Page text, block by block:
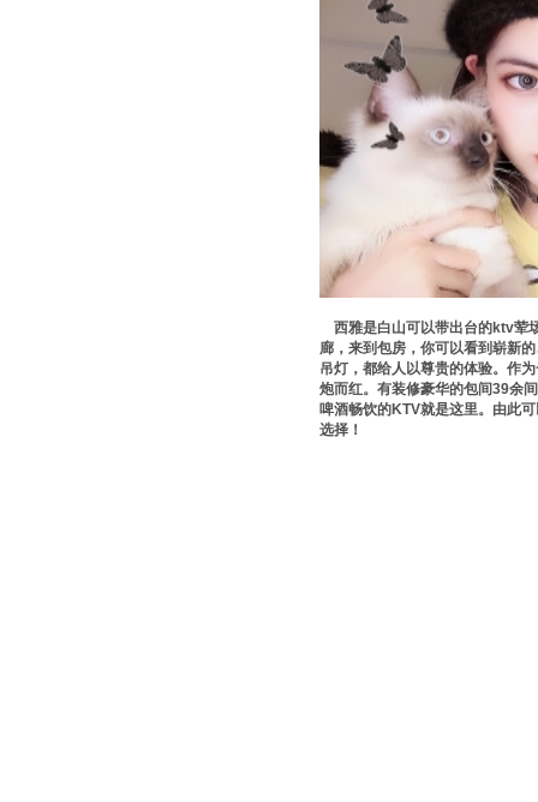
西雅是白山可以带出台的ktv荤
廊，来到包房，你可以看到崭新
吊灯，都给人以尊贵的体验。作
炮而红。有装修豪华的包间39余
啤酒畅饮的KTV就是这里。由此
选择！